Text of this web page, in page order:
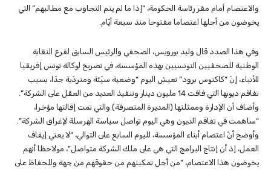
والاعتصام أمام مقر رئاسة الحكومة، “إذا ما لم يتم التجاوب مع مطالبهم” التي
يخوضون من أجلها اعتصاما مفتوحا منذ سبعة أيّام.
وفي هذا الصدد قال وليد بورويس، الصحفي والرئيس السابق لفرع النقابة
الوطنية للصحفيين التونسيين بهذه المؤسسة، في تصريح لوكالة تونس إفريقيا
للأنباء، إنّ “كاكتوس برود” تعيش اليوم “وضعية سيّئة ومتردّية جدّا، بسبب
تفاقم ديونها التي فاقت 14 مليون دينار وتنفيذ العديد من العقل على الشركة”.
وأضاف أن الإدارة وممثلتها (المديرة المتصرفة) والتي تمت إقالتها مؤخرا،
“ساهمت في تفاقم الديون وهي اليوم تواصل سياسة الهرسلة لإغراق الشركة”.
وأوضح أنّ اعتصام أبناء المؤسسة، لليوم السابع على التوالي، “لا يعني إيقاف
العمل، إذ أن إنتاج البرامج التي هي على ملك الشركة متواصل”، مولاحظا أنهم
يخوضون هذا الاعتصام، “من أجل تمكينهم من حقوقهم من جهة وللحفاظ على